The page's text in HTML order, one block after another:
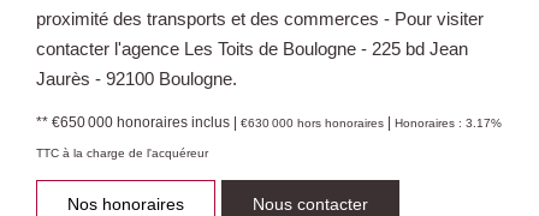
proximité des transports et des commerces - Pour visiter
contacter l'agence Les Toits de Boulogne - 225 bd Jean
Jaurès - 92100 Boulogne.
** €650 000 honoraires inclus | €630 000 hors honoraires | Honoraires : 3.17%
TTC à la charge de l'acquéreur
Nos honoraires Nous contacter